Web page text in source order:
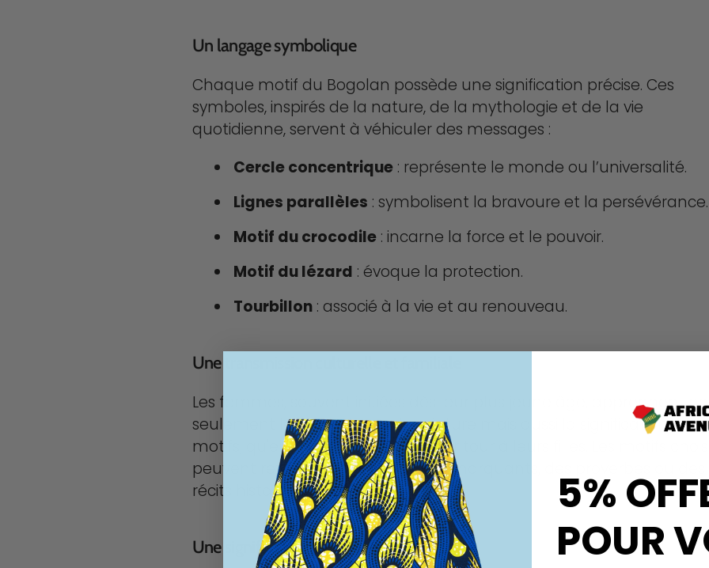
Un langage symbolique
Chaque motif du Bogolan possède une signification précise. Ces
symboles, inspirés de la nature, de la mythologie et de la vie
quotidienne, servent à véhiculer des messages :
Cercle concentrique: représente le monde ou l’universalité.
Lignes parallèles : symbolisent la bravoure et la persévérance.
Motif du crocodile: incarne la force et le pouvoir.
Motif du lézard : évoque la protection.
Tourbillon: associé à la vie et au renouveau.
Une transmission culturelle et familiale
Les femmes, souvent initiées dès leur plus jeune âge, apprennent
seulement les techniques de teinture mais aussi la signification de
motifs, qu'elles transmettent à leur tour à leurs filles. Les motifs
peuvent refléter des événements marquants, des proverbes ou des
récits historiques.
Une signification personnelle et collective
5%
POUR